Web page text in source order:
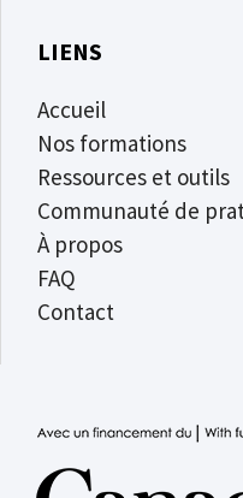
LIENS
Accueil
Nos formations
Ressources et outils
Communauté de
À propos
FAQ
Contact